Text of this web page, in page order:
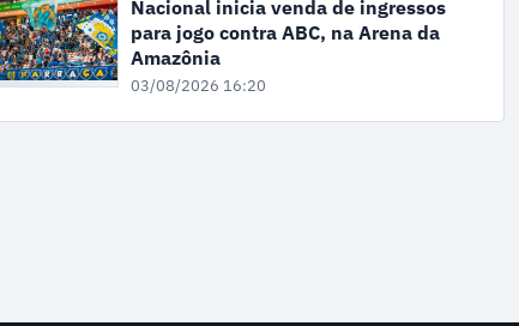
Nacional inicia venda de ingressos
para jogo contra ABC, na Arena da
Amazônia
03/08/2026 16:20